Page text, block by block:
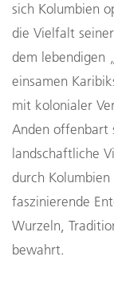
sich Kolumbien
die Vielfalt
dem lebendigen
einsamen
mit kolonialer
Anden offenbart
landschaftliche
durch
faszinierende
Wurzeln,
bewahrt.